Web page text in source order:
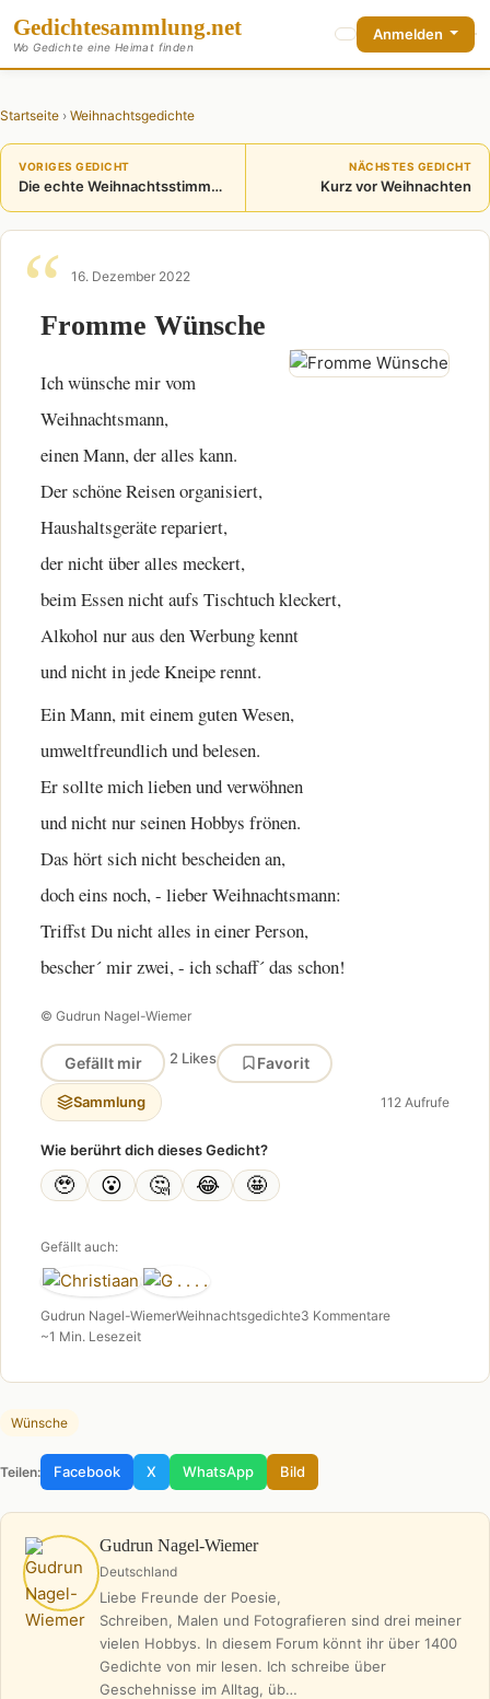
Gedichtesammlung.net
Wo Gedichte eine Heimat finden
Anmelden
Startseite › Weihnachtsgedichte
VORIGES GEDICHT
Die echte Weihnachtsstimmung
NÄCHSTES GEDICHT
Kurz vor Weihnachten
16. Dezember 2022
Fromme Wünsche
Ich wünsche mir vom
Weihnachtsmann,
einen Mann, der alles kann.
Der schöne Reisen organisiert,
Haushaltsgeräte repariert,
der nicht über alles meckert,
beim Essen nicht aufs Tischtuch kleckert,
Alkohol nur aus den Werbung kennt
und nicht in jede Kneipe rennt.
Ein Mann, mit einem guten Wesen,
umweltfreundlich und belesen.
Er sollte mich lieben und verwöhnen
und nicht nur seinen Hobbys frönen.
Das hört sich nicht bescheiden an,
doch eins noch, - lieber Weihnachtsmann:
Triffst Du nicht alles in einer Person,
bescher´ mir zwei, - ich schaff´ das schon!
© Gudrun Nagel-Wiemer
Gefällt mir 2 Likes Favorit
Sammlung 112 Aufrufe
Wie berührt dich dieses Gedicht?
🥹 😮 🤔 😂 🤩
Gefällt auch:
Gudrun Nagel-WiemerWeihnachtsgedichte3 Kommentare
~1 Min. Lesezeit
Wünsche
Teilen: Facebook X WhatsApp Bild
Gudrun Nagel-Wiemer
Deutschland
Liebe Freunde der Poesie,
Schreiben, Malen und Fotografieren sind drei meiner
vielen Hobbys. In diesem Forum könnt ihr über 1400
Gedichte von mir lesen. Ich schreibe über
Geschehnisse im Alltag, üb…